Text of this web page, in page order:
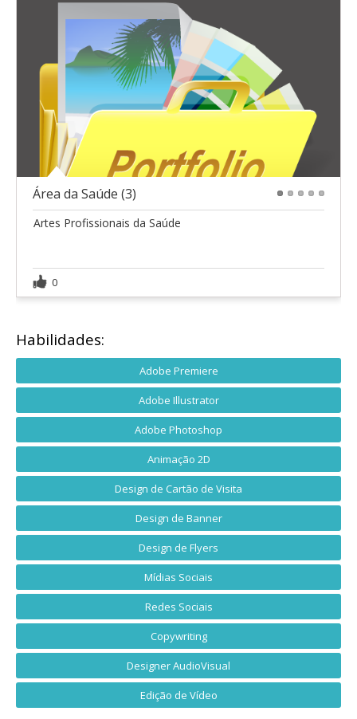
Área da Saúde (3)
Artes Profissionais da Saúde
0
Habilidades:
Adobe Premiere
Adobe Illustrator
Adobe Photoshop
Animação 2D
Design de Cartão de Visita
Design de Banner
Design de Flyers
Mídias Sociais
Redes Sociais
Copywriting
Designer AudioVisual
Edição de Vídeo